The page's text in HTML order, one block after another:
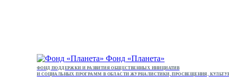
Фонд «Планета»
ФОНД ПОДДЕРЖКИ И РАЗВИТИЯ ОБЩЕСТВЕННЫХ ИНИЦИАТИВ
И СОЦИАЛЬНЫХ ПРОГРАММ В ОБЛАСТИ ЖУРНАЛИСТИКИ, ПРОСВЕЩЕНИЯ,